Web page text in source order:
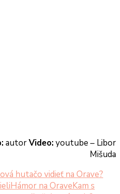
autorVideo:youtube – Libor
Mišuda
hutačo vidieť na Orave?
Hámor na OraveKam s